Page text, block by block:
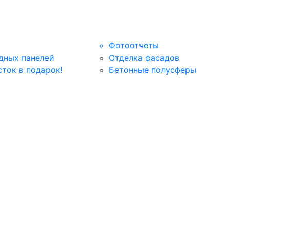
панелей
в подарок!
Фотоотчеты
Отделка фасадов
Бетонные полусферы